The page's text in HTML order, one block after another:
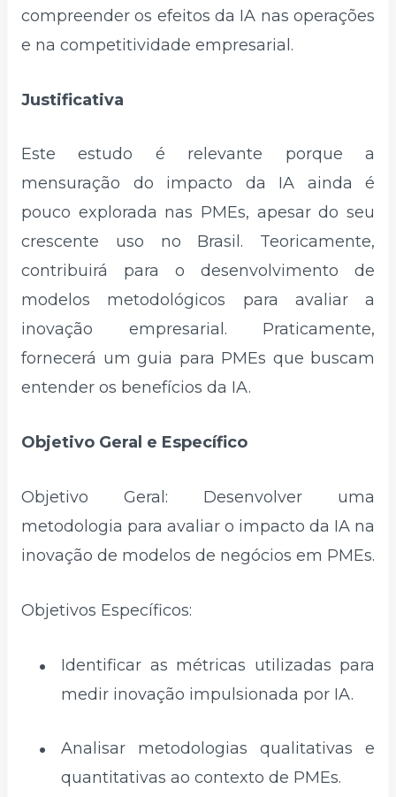
compreender os efeitos da IA nas operações
e na competitividade empresarial.
Justificativa
Este estudo é relevante porque a
mensuração do impacto da IA ainda é
pouco explorada nas PMEs, apesar do seu
crescente uso no Brasil. Teoricamente,
contribuirá para o desenvolvimento de
modelos metodológicos para avaliar a
inovação empresarial. Praticamente,
fornecerá um guia para PMEs que buscam
entender os benefícios da IA.
Objetivo Geral e Específico
Objetivo Geral: Desenvolver uma
metodologia para avaliar o impacto da IA na
inovação de modelos de negócios em PMEs.
Objetivos Específicos:
Identificar as métricas utilizadas para
medir inovação impulsionada por IA.
Analisar metodologias qualitativas e
quantitativas ao contexto de PMEs.